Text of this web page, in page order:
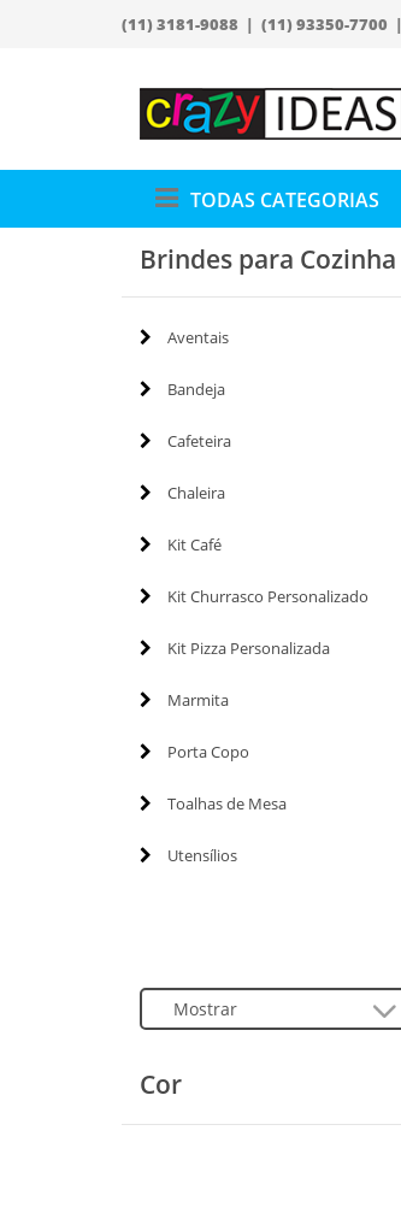
(11) 3181-9088 | (11) 93350-7700 |
TODAS CATEGORIAS
Brindes para Cozinha
Aventais
Bandeja
Cafeteira
Chaleira
Kit Café
Kit Churrasco Personalizado
Kit Pizza Personalizada
Marmita
Porta Copo
Toalhas de Mesa
Utensílios
Cor